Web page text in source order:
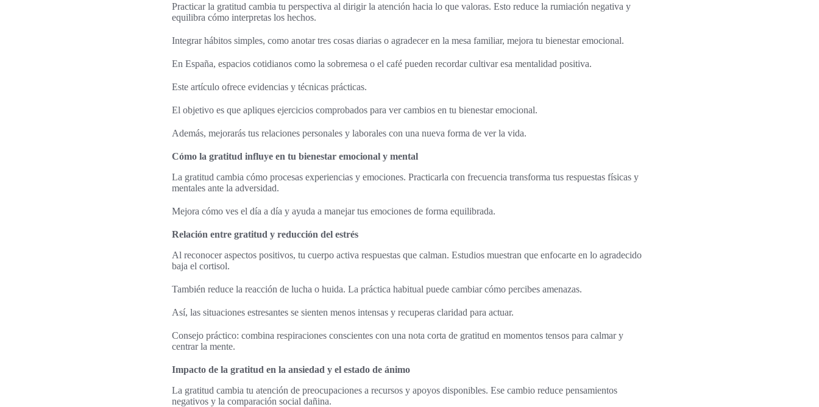
Practicar la gratitud cambia tu perspectiva al dirigir la atención hacia lo que valoras. Esto reduce la rumiación negativa y
equilibra cómo interpretas los hechos.
Integrar hábitos simples, como anotar tres cosas diarias o agradecer en la mesa familiar, mejora tu bienestar emocional.
En España, espacios cotidianos como la sobremesa o el café pueden recordar cultivar esa mentalidad positiva.
Este artículo ofrece evidencias y técnicas prácticas.
El objetivo es que apliques ejercicios comprobados para ver cambios en tu bienestar emocional.
Además, mejorarás tus relaciones personales y laborales con una nueva forma de ver la vida.
Cómo la gratitud influye en tu bienestar emocional y mental
La gratitud cambia cómo procesas experiencias y emociones. Practicarla con frecuencia transforma tus respuestas físicas y
mentales ante la adversidad.
Mejora cómo ves el día a día y ayuda a manejar tus emociones de forma equilibrada.
Relación entre gratitud y reducción del estrés
Al reconocer aspectos positivos, tu cuerpo activa respuestas que calman. Estudios muestran que enfocarte en lo agradecido
baja el cortisol.
También reduce la reacción de lucha o huida. La práctica habitual puede cambiar cómo percibes amenazas.
Así, las situaciones estresantes se sienten menos intensas y recuperas claridad para actuar.
Consejo práctico: combina respiraciones conscientes con una nota corta de gratitud en momentos tensos para calmar y
centrar la mente.
Impacto de la gratitud en la ansiedad y el estado de ánimo
La gratitud cambia tu atención de preocupaciones a recursos y apoyos disponibles. Ese cambio reduce pensamientos
negativos y la comparación social dañina.